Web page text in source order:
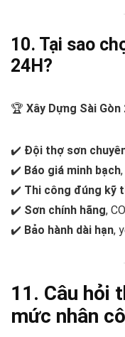
10. Tại sao
24H?
🏆 Xây Dựng Sài Gòn
✔️ Đội thợ sơn
✔️ Báo giá minh bạch
✔️ Thi công đúng kỹ
✔️ Sơn chính hãng,
✔️ Bảo hành dài hạn,
11. Câu hỏi
mức nhân